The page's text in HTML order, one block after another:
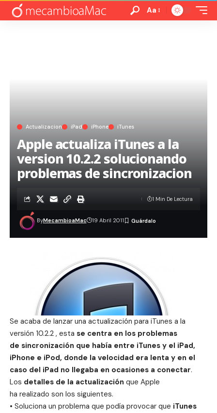
Aa
Actualizacion iPad iPhone iTunes
Apple actualiza iTunes a la
version 10.2.2 solucionando
problemas de sincronizacion
ByMecambioaMac 19 Abril 2011
1 Min De Lectura
Se acaba de lanzar una actualización para iTunes a la
versión 10.2.2 , esta se centra en los problemas
de sincronización que había entre iTunes y el iPad,
iPhone e iPod, donde la velocidad era lenta y en el
caso del iPad no llegaba en ocasiones a conectar.
Los detalles de la actualización que Apple
ha realizado son los siguientes.
• Soluciona un problema que podía provocar que iTunes